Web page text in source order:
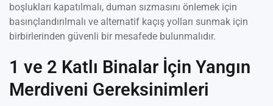
boşlukları kapatılmalı, duman sızmasını önlemek için
basınçlandırılmalı ve alternatif kaçış yolları sunmak için
birbirlerinden güvenli bir mesafede bulunmalıdır.
1 ve 2 Katlı Binalar İçin Yangın
Merdiveni Gereksinimleri